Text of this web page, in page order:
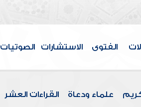
الفتوى الاستشارات الصوتيات
علماء ودعاة القراءات العشر